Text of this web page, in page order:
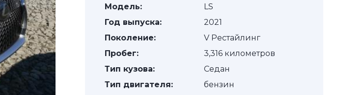
Модель:
LS
Год выпуска:
2021
Поколение:
V Рестайлинг
Пробег:
3,316 километров
Тип кузова:
Седан
Тип двигателя:
бензин